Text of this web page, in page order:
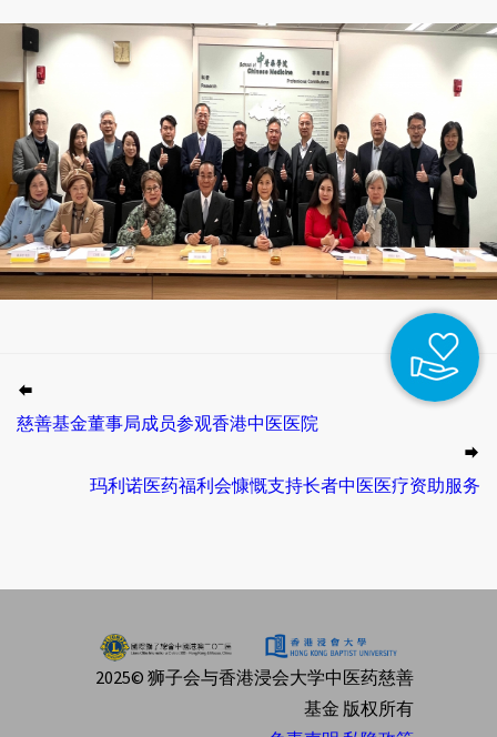
慈善基金董事局成员参观香港中医医院
玛利诺医药福利会慷慨支持长者中医医疗资助服务
2025© 狮子会与香港浸会大学中医药慈善
基金 版权所有